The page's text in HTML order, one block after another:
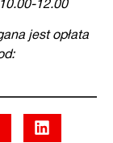
12.00
jest opłata